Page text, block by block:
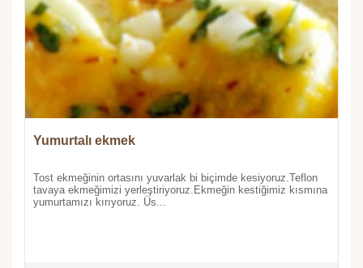
Yumurtalı ekmek
Tost ekmeğinin ortasını yuvarlak bi biçimde kesiyoruz.Teflon
tavaya ekmeğimizi yerleştiriyoruz.Ekmeğin kestiğimiz kısmına
yumurtamızı kırıyoruz. Üs...